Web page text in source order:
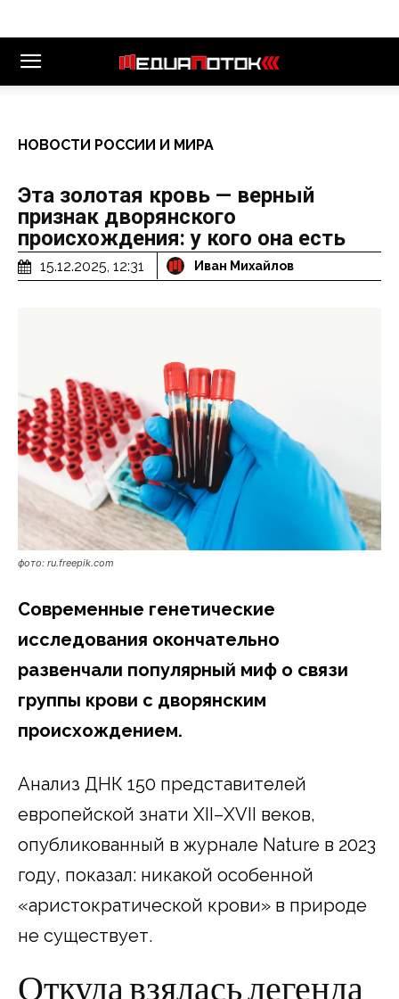
НОВОСТИ РОССИИ И МИРА
Эта золотая кровь — верный
признак дворянского
происхождения: у кого она есть
15.12.2025, 12:31 Иван Михайлов
фото: ru.freepik.com
Современные генетические
исследования окончательно
развенчали популярный миф о связи
группы крови с дворянским
происхождением.
Анализ ДНК 150 представителей
европейской знати XII–XVII веков,
опубликованный в журнале Nature в 2023
году, показал: никакой особенной
«аристократической крови» в природе
не существует.​